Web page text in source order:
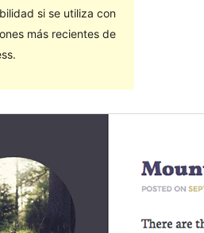
si se utiliza con
más recientes de